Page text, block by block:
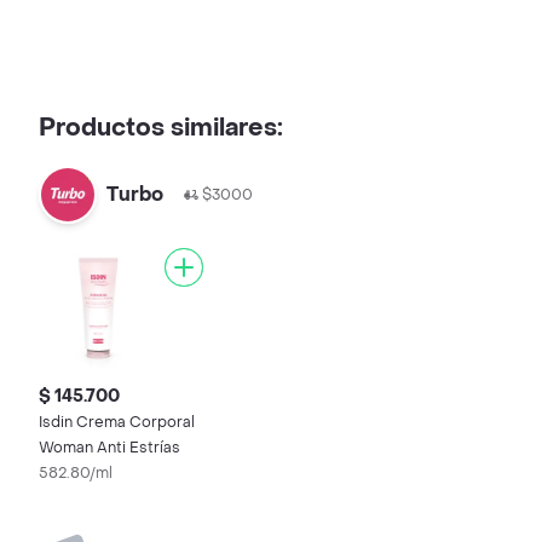
Productos similares:
Turbo $3000
$ 145.700
Isdin Crema Corporal
Woman Anti Estrías
582.80/ml